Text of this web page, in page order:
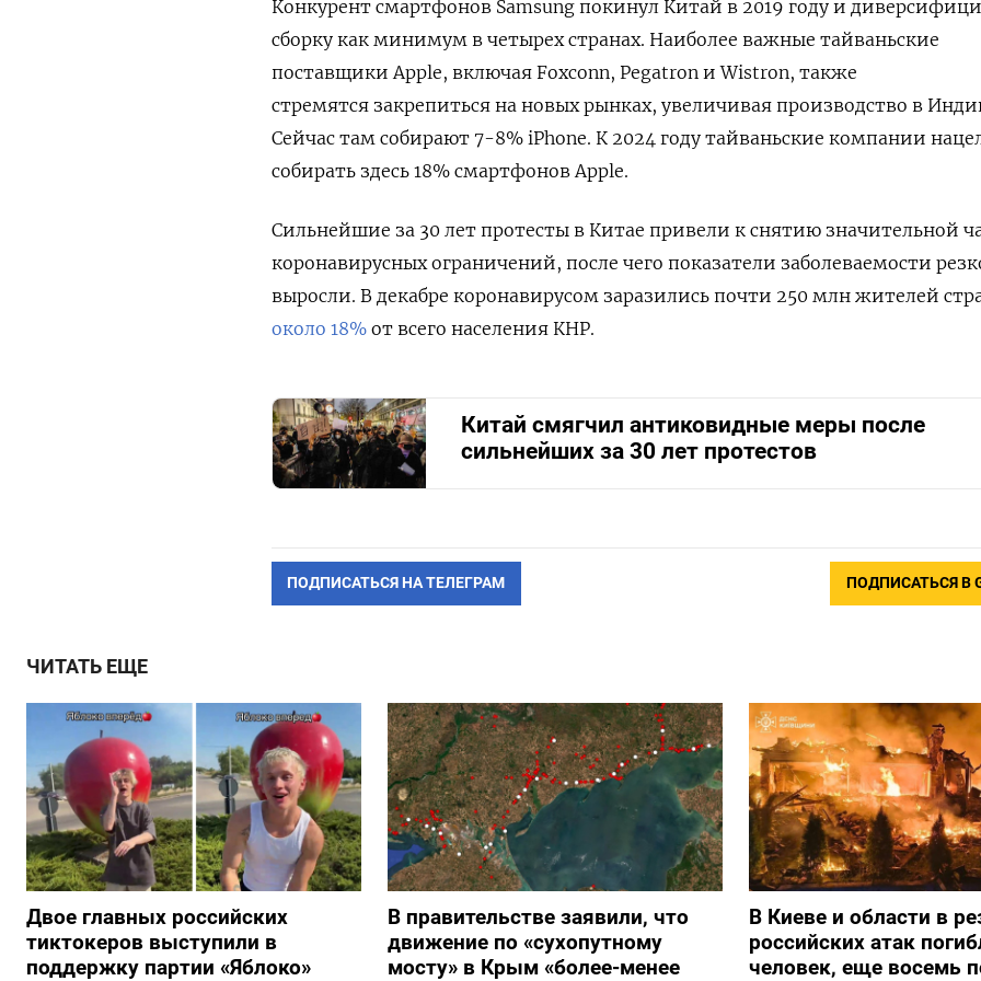
Конкурент смартфонов Samsung покинул Китай в 2019 году и
сборку как минимум в четырех странах. Наиболее важные тайваньские
поставщики Apple, включая Foxconn, Pegatron и Wistron, также
стремятся закрепиться на новых рынках, увеличивая производство в
Сейчас там собирают 7-8% iPhone. К 2024 году тайваньские компании
собирать здесь 18% смартфонов Apple.
Сильнейшие за 30 лет протесты в Китае привели к снятию значительной
коронавирусных ограничений, после чего показатели заболеваемости
выросли. В декабре коронавирусом заразились почти 250 млн жителей
около 18% от всего населения КНР.
Китай смягчил антиковидные меры после
сильнейших за 30 лет протестов
ПОДПИСАТЬСЯ НА ТЕЛЕГРАМ ПОДПИСАТЬСЯ В
ЧИТАТЬ ЕЩЕ
Двое главных российских
тиктокеров выступили в
поддержку партии «Яблоко»
В правительстве заявили, что
движение по «сухопутному
мосту» в Крым «более-менее
В Киеве и области в
российских атак
человек, еще восемь